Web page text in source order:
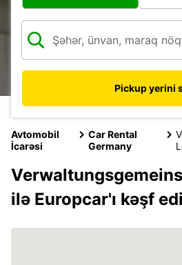
Pickup yerini
Avtomobil
İcarəsi
Car Rental
Germany
ilə Europcar'ı kəşf